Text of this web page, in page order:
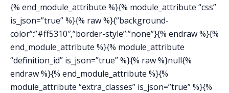
{% end_module_attribute %}{% module_attribute “css”
is_json=”true” %}{% raw %}{“background-
color”:”#ff5310″,”border-style”:”none”}{% endraw %}{%
end_module_attribute %}{% module_attribute
“definition_id” is_json=”true” %}{% raw %}null{%
endraw %}{% end_module_attribute %}{%
module_attribute “extra_classes” is_json=”true” %}{%